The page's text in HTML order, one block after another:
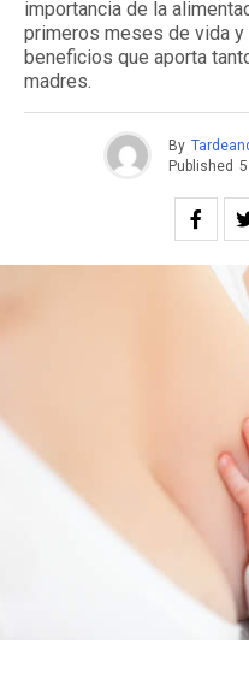
importancia de la
primeros meses de vida
beneficios que aporta
madres.
By
Published